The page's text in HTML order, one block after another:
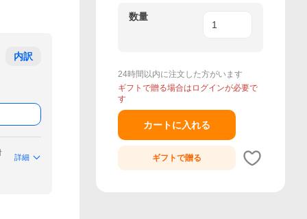
内訳
詳細
数量
24時間以内に注文した方がいます
ギフトで贈る場合はログインが必要で
す
カートに入れる
ギフトで贈る